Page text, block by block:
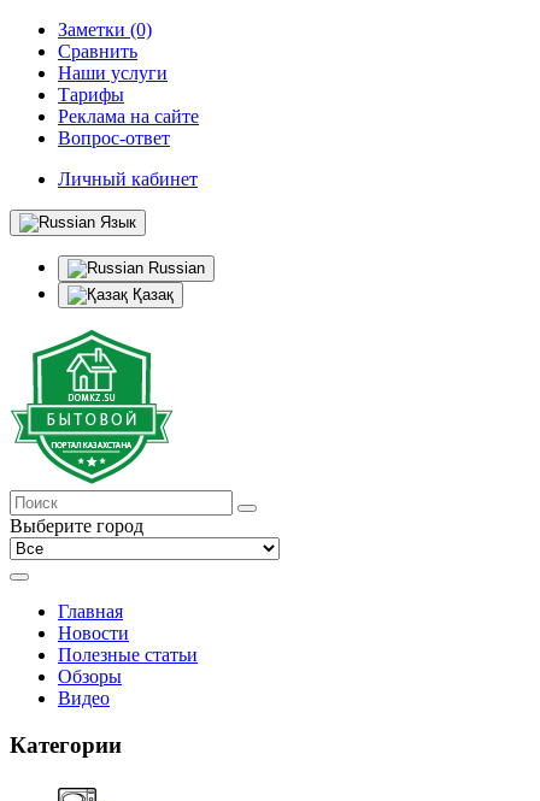
Заметки (0)
Сравнить
Наши услуги
Тарифы
Реклама на сайте
Вопрос-ответ
Личный кабинет
Язык
Russian
Қазақ
Выберите город
Главная
Новости
Полезные статьи
Обзоры
Видео
Категории